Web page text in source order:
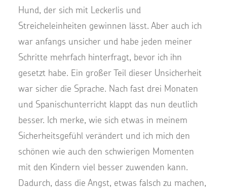
Hund, der sich mit Leckerlis und
Streicheleinheiten gewinnen lässt. Aber auch ich
war anfangs unsicher und habe jeden meiner
Schritte mehrfach hinterfragt, bevor ich ihn
gesetzt habe. Ein großer Teil dieser Unsicherheit
war sicher die Sprache. Nach fast drei Monaten
und Spanischunterricht klappt das nun deutlich
besser. Ich merke, wie sich etwas in meinem
Sicherheitsgefühl verändert und ich mich den
schönen wie auch den schwierigen Momenten
mit den Kindern viel besser zuwenden kann.
Dadurch, dass die Angst, etwas falsch zu machen,